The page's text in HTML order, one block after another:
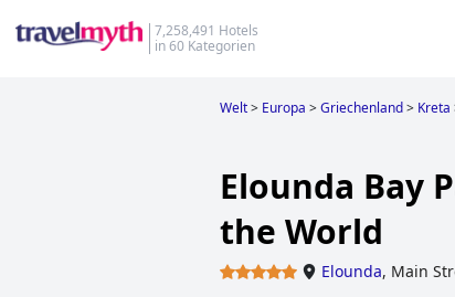
7,258,491 Hotels
in 60 Kategorien
Welt> Europa >Griechenland> Kreta
Elounda Bay
the World
Elounda, Main